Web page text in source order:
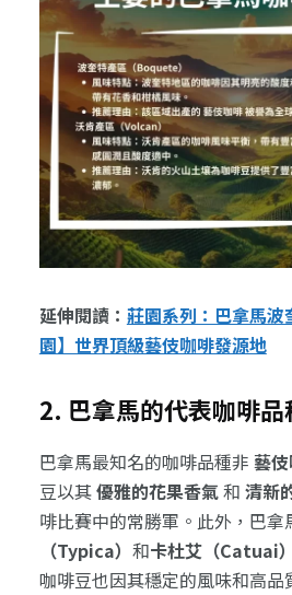
延伸閱讀： 莊園系列：巴拿馬波
園】世界頂級藝伎咖啡發源地
2. 巴拿馬的代表咖啡品
巴拿馬最知名的咖啡品種非 藝
豆以其優雅的花果香氣和 清新
啡比賽中的常勝軍。此外，巴拿
（Typica） 和卡杜艾（Catuai）
咖啡豆也因其穩定的風味和高品